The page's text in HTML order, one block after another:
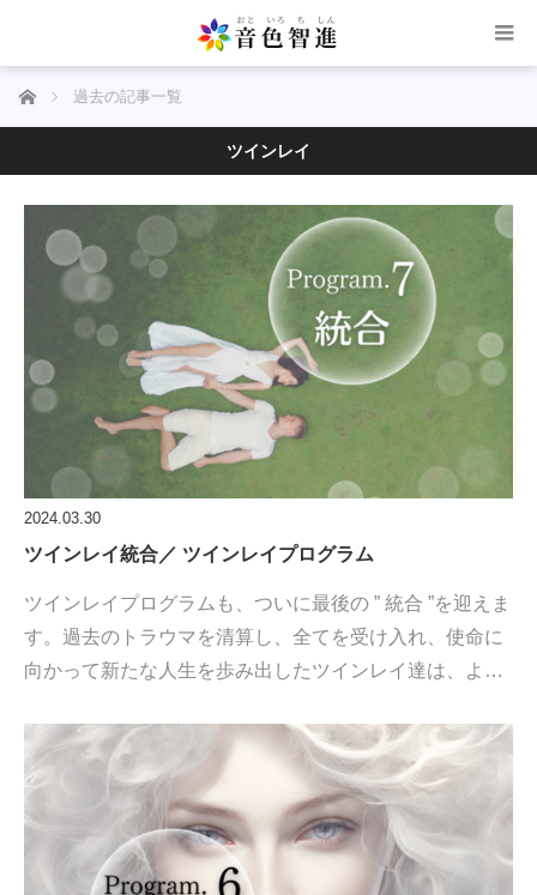
ホーム 過去の記事一覧
ツインレイ
2024.03.30
ツインレイ統合／ ツインレイプログラム
ツインレイプログラムも、ついに最後の ” 統合 ”を迎えま
す。過去のトラウマを清算し、全てを受け入れ、使命に
向かって新たな人生を歩み出したツインレイ達は、よ…